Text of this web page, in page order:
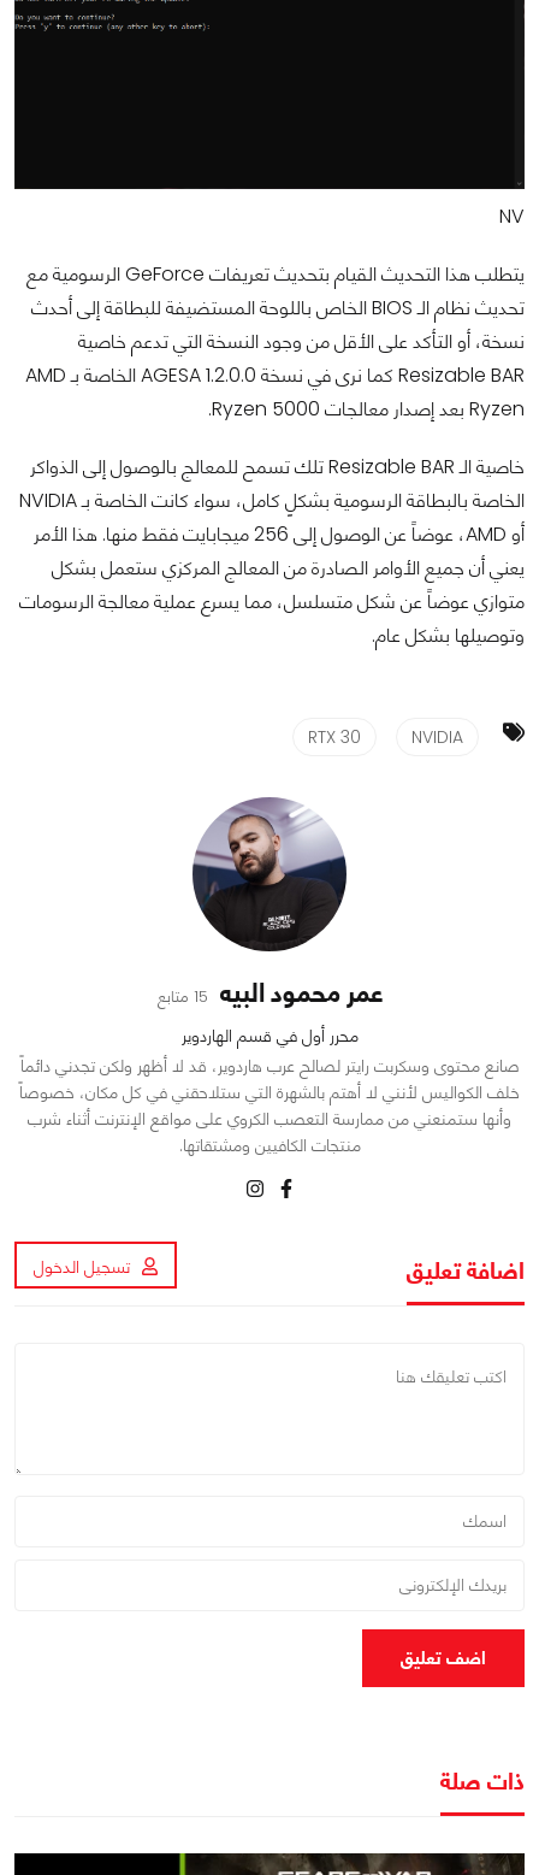
NV
يتطلب هذا التحديث القيام بتحديث تعريفات GeForce الرسومية مع
تحديث نظام الـ BIOS الخاص باللوحة المستضيفة للبطاقة إلى أحدث
نسخة، أو التأكد على الأقل من وجود النسخة التي تدعم خاصية
Resizable BAR كما نرى في نسخة AGESA 1.2.0.0 الخاصة بـ AMD
Ryzen بعد إصدار معالجات Ryzen 5000.
خاصية الـ Resizable BAR تلك تسمح للمعالج بالوصول إلى الذواكر
الخاصة بالبطاقة الرسومية بشكلٍ كامل، سواء كانت الخاصة بـ NVIDIA
أو AMD، عوضاً عن الوصول إلى 256 ميجابايت فقط منها. هذا الأمر
يعني أن جميع الأوامر الصادرة من المعالج المركزي ستعمل بشكل
متوازي عوضاً عن شكل متسلسل، مما يسرع عملية معالجة الرسومات
وتوصيلها بشكل عام.
NVIDIA
RTX 30
عمر محمود البيه 15 متابع
محرر أول في قسم الهاردوير
صانع محتوى وسكربت رايتر لصالح عرب هاردوير، قد لا أظهر ولكن تجدني دائماً
خلف الكواليس لأنني لا أهتم بالشهرة التي ستلاحقني في كل مكان، خصوصاً
وأنها ستمنعني من ممارسة التعصب الكروي على مواقع الإنترنت أثناء شرب
منتجات الكافيين ومشتقاتها.
اضافة تعليق تسجيل الدخول
اضف تعليق
ذات صلة